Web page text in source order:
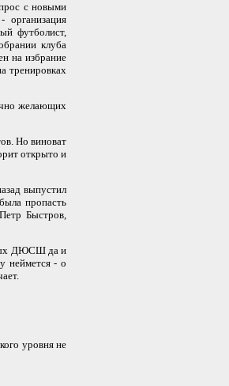
с новыми
футболист,
клуба
на избрание
тренировках
желающих
Но виноват
открыто и
выпустил
пропасть
Быстров,
ДЮСШ да и
неймется - о
уровня не